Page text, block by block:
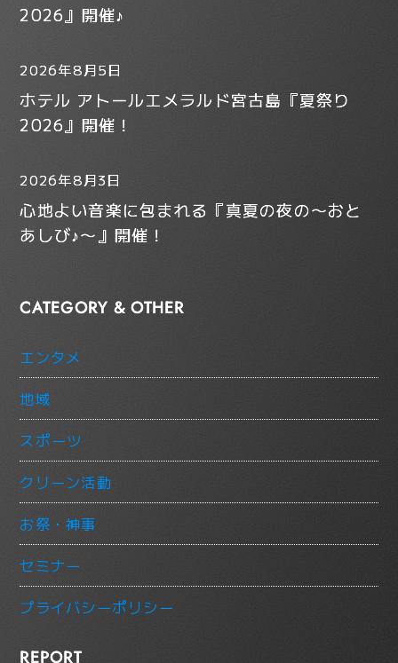
2026』開催♪
2026年8月5日
ホテル アトールエメラルド宮古島『夏祭り
2026』開催！
2026年8月3日
心地よい音楽に包まれる『真夏の夜の〜おと
あしび♪〜』開催！
CATEGORY & OTHER
エンタメ
地域
スポーツ
クリーン活動
お祭・神事
セミナー
プライバシーポリシー
REPORT